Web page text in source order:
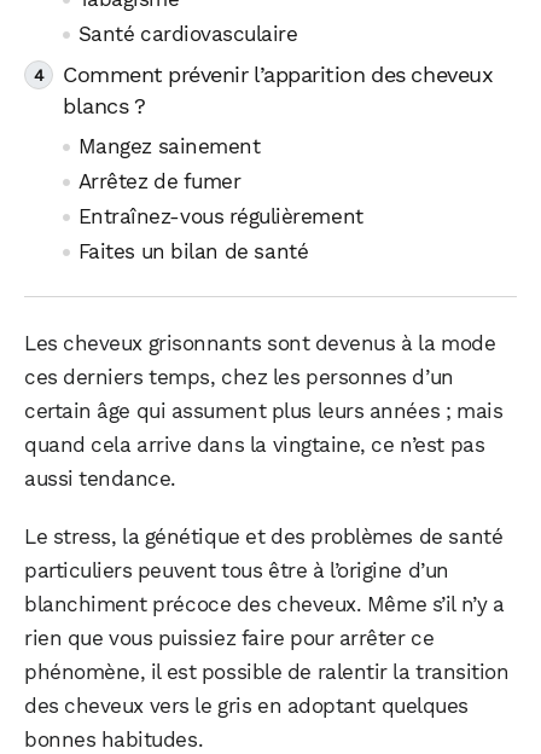
Santé cardiovasculaire
Comment prévenir l’apparition des cheveux
blancs ?
Mangez sainement
Arrêtez de fumer
Entraînez-vous régulièrement
Faites un bilan de santé
Les cheveux grisonnants sont devenus à la mode
ces derniers temps, chez les personnes d’un
certain âge qui assument plus leurs années ; mais
quand cela arrive dans la vingtaine, ce n’est pas
aussi tendance.
Le stress, la génétique et des problèmes de santé
particuliers peuvent tous être à l’origine d’un
blanchiment précoce des cheveux. Même s’il n’y a
rien que vous puissiez faire pour arrêter ce
phénomène, il est possible de ralentir la transition
des cheveux vers le gris en adoptant quelques
bonnes habitudes.